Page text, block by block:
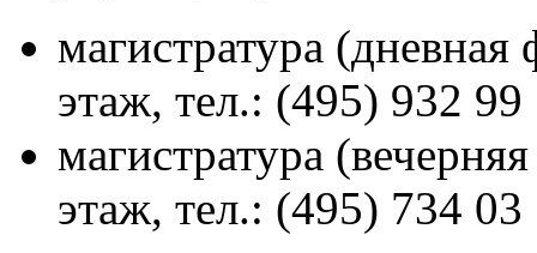
магистратура
этаж, тел.: (495) 932 99
магистратура
этаж, тел.: (495) 734 03